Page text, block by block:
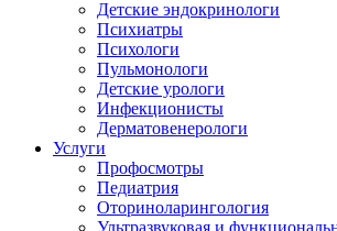
Детские эндокринологи
Психиатры
Психологи
Пульмонологи
Детские урологи
Инфекционисты
Дерматовенерологи
Услуги
Профосмотры
Педиатрия
Оториноларингология
Ультразвуковая и